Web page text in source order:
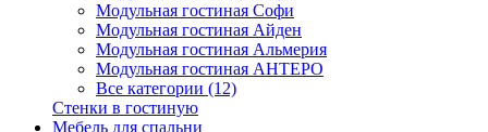
Модульная гостиная Софи
Модульная гостиная Айден
Модульная гостиная Альмерия
Модульная гостиная АНТЕРО
Все категории (12)
Стенки в гостиную
Мебель для спальни